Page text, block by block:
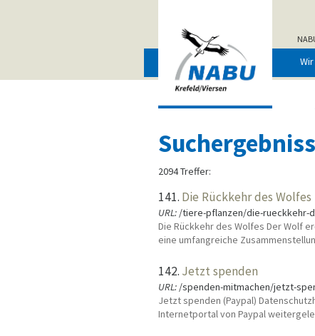
2094 Treffer:
141. Die Rückkehr des Wolfes
URL: /tiere-pflanzen/die-rueckkehr-
Die Rückkehr des Wolfes Der Wolf
eine umfangreiche
142. Jetzt spenden
URL: /spenden-mitmachen/jetzt-
Jetzt spenden (Paypal)
Internetportal von Paypal